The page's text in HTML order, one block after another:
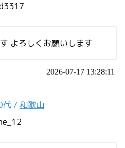
よろしくお願いします
2026-07-17 13:28:11
代 / 和歌山